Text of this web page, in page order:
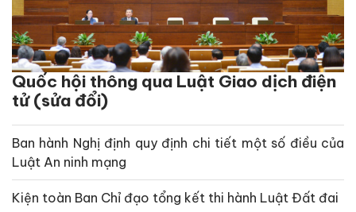
Quốc hội thông qua Luật Giao dịch điện
tử (sửa đổi)
Ban hành Nghị định quy định chi tiết một số điều của
Luật An ninh mạng
Kiện toàn Ban Chỉ đạo tổng kết thi hành Luật Đất đai